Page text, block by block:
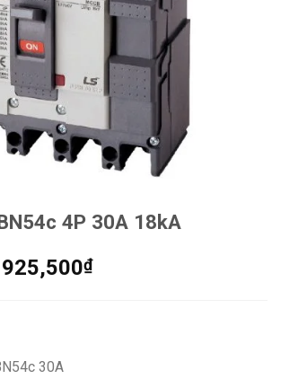
4P 30A 18kA
Giá
925,500₫Giá
30A